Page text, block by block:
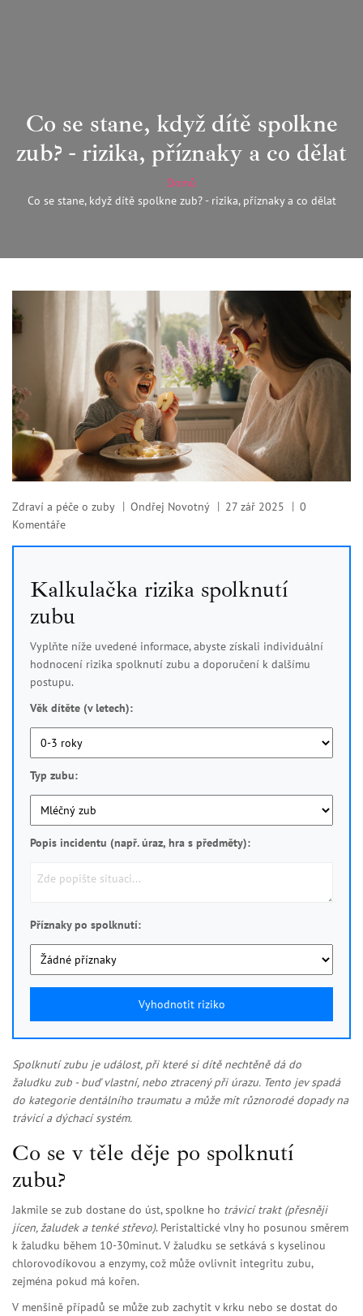
Co se stane, když dítě spolkne
zub? - rizika, příznaky a co dělat
Domů
Co se stane, když dítě spolkne zub? - rizika, příznaky a co dělat
Zdraví a péče o zuby Ondřej Novotný 27 zář 2025
0
Komentáře
Kalkulačka rizika spolknutí
zubu
Vyplňte níže uvedené informace, abyste získali individuální
hodnocení rizika spolknutí zubu a doporučení k dalšímu
postupu.
Věk dítěte (v letech):
Typ zubu:
Popis incidentu (např. úraz, hra s předměty):
Příznaky po spolknutí:
Vyhodnotit riziko
Spolknutí zubu je událost, při které si dítě nechtěně dá do
žaludku zub - buď vlastní, nebo ztracený při úrazu. Tento jev spadá
do kategorie dentálního traumatu a může mít různorodé dopady na
trávicí a dýchací systém.
Co se v těle děje po spolknutí
zubu?
Jakmile se zub dostane do úst, spolkne ho trávicí trakt(přesněji
jícen, žaludek a tenké střevo). Peristaltické vlny ho posunou směrem
k žaludku během 10-30minut. V žaludku se setkává s kyselinou
chlorovodíkovou a enzymy, což může ovlivnit integritu zubu,
zejména pokud má kořen.
V menšině případů se může zub zachytit v krku nebo se dostat do